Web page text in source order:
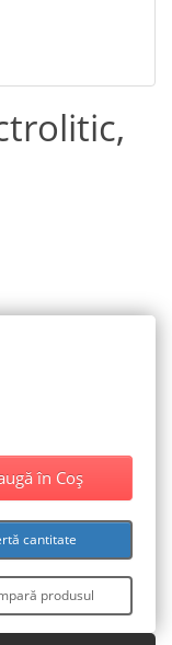
în Coş
cantitate
produsul